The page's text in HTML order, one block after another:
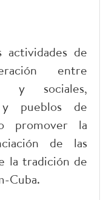
actividades de
entre
y sociales,
y pueblos de
promover la
de las
la tradición de
Cuba.